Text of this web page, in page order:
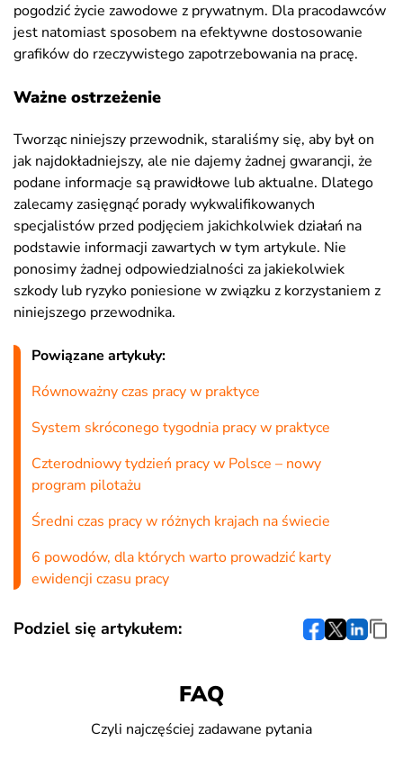
pogodzić życie zawodowe z prywatnym. Dla pracodawców
jest natomiast sposobem na efektywne dostosowanie
grafików do rzeczywistego zapotrzebowania na pracę.
Ważne ostrzeżenie
Tworząc niniejszy przewodnik, staraliśmy się, aby był on
jak najdokładniejszy, ale nie dajemy żadnej gwarancji, że
podane informacje są prawidłowe lub aktualne. Dlatego
zalecamy zasięgnąć porady wykwalifikowanych
specjalistów przed podjęciem jakichkolwiek działań na
podstawie informacji zawartych w tym artykule. Nie
ponosimy żadnej odpowiedzialności za jakiekolwiek
szkody lub ryzyko poniesione w związku z korzystaniem z
niniejszego przewodnika.
Powiązane artykuły:
Równoważny czas pracy w praktyce
System skróconego tygodnia pracy w praktyce
Czterodniowy tydzień pracy w Polsce – nowy
program pilotażu
Średni czas pracy w różnych krajach na świecie
6 powodów, dla których warto prowadzić karty
ewidencji czasu pracy
Podziel się artykułem:
FAQ
Czyli najczęściej zadawane pytania